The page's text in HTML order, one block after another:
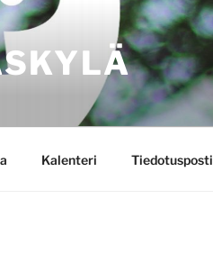
Kalenteri Tiedotusposti